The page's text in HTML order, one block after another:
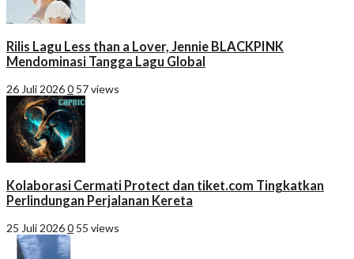
Rilis Lagu Less than a Lover, Jennie BLACKPINK
Mendominasi Tangga Lagu Global
26 Juli 20260 57 views
Kolaborasi Cermati Protect dan tiket.com Tingkatkan
Perlindungan Perjalanan Kereta
25 Juli 20260 55 views